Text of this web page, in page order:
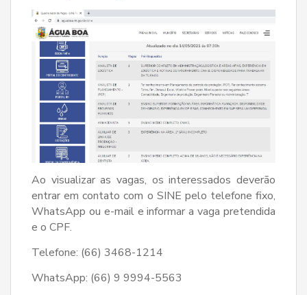
Ao visualizar as vagas, os interessados deverão
entrar em contato com o SINE pelo telefone fixo,
WhatsApp ou e-mail e informar a vaga pretendida
e o CPF.
Telefone: (66) 3468-1214
WhatsApp: (66) 9 9994-5563